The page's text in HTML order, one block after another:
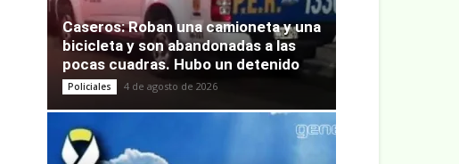
Caseros: Roban una camioneta y una
bicicleta y son abandonadas a las
pocas cuadras. Hubo un detenido
Policiales 4 de agosto de 2026